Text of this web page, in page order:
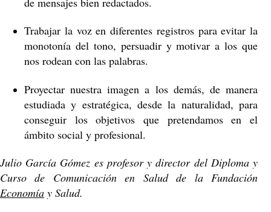
Trabajar la voz en diferentes registros para evitar la
monotonía del tono, persuadir y motivar a los que
nos rodean con las palabras.
Proyectar nuestra imagen a los demás, de manera
estudiada y estratégica, desde la naturalidad, para
conseguir los objetivos que pretendamos en el
ámbito social y profesional.
Julio García Gómez es profesor y director del Diploma y
Curso de Comunicación en Salud de la Fundación
Economía y Salud.